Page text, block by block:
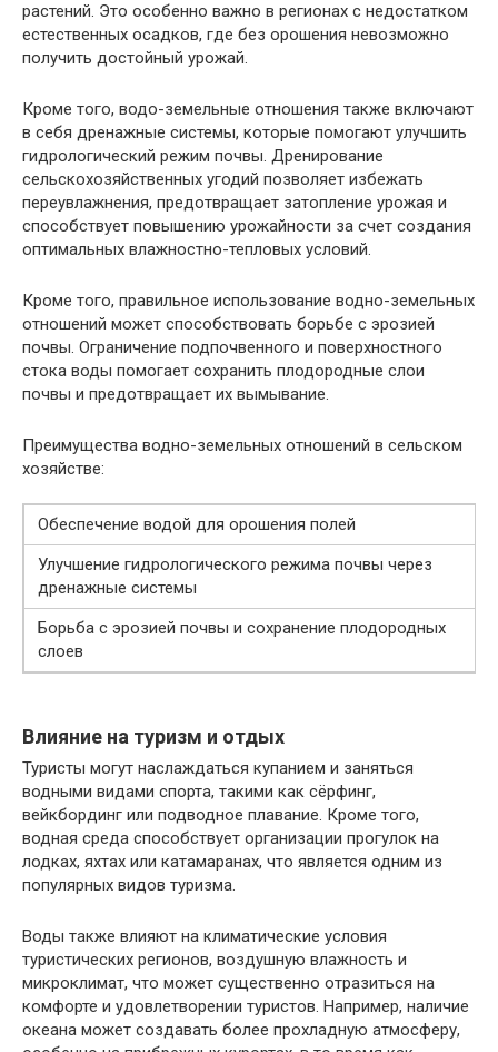
растений. Это особенно важно в регионах с недостатком
естественных осадков, где без орошения невозможно
получить достойный урожай.
Кроме того, водо-земельные отношения также включают
в себя дренажные системы, которые помогают улучшить
гидрологический режим почвы. Дренирование
сельскохозяйственных угодий позволяет избежать
переувлажнения, предотвращает затопление урожая и
способствует повышению урожайности за счет создания
оптимальных влажностно-тепловых условий.
Кроме того, правильное использование водно-земельных
отношений может способствовать борьбе с эрозией
почвы. Ограничение подпочвенного и поверхностного
стока воды помогает сохранить плодородные слои
почвы и предотвращает их вымывание.
Преимущества водно-земельных отношений в сельском
хозяйстве:
Обеспечение водой для орошения полей
Улучшение гидрологического режима почвы через
дренажные системы
Борьба с эрозией почвы и сохранение плодородных
слоев
Влияние на туризм и отдых
Туристы могут наслаждаться купанием и заняться
водными видами спорта, такими как сёрфинг,
вейкбординг или подводное плавание. Кроме того,
водная среда способствует организации прогулок на
лодках, яхтах или катамаранах, что является одним из
популярных видов туризма.
Воды также влияют на климатические условия
туристических регионов, воздушную влажность и
микроклимат, что может существенно отразиться на
комфорте и удовлетворении туристов. Например, наличие
океана может создавать более прохладную атмосферу,